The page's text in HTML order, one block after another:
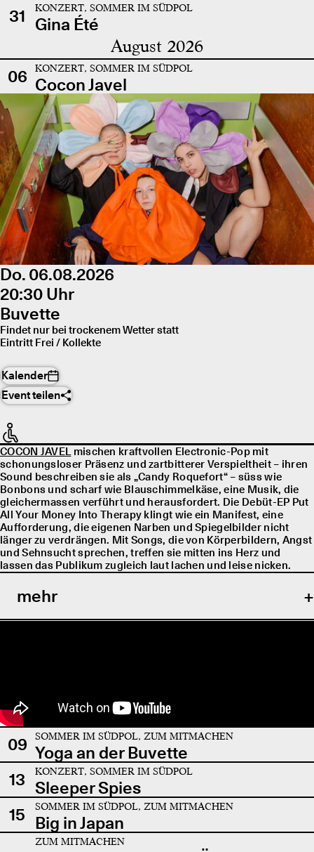
31
KONZERT, SOMMER IM SÜDPOL
Gina Été
August 2026
06 KONZERT, SOMMER IM SÜDPOL
Cocon Javel
Do. 06.08.2026
20:30 Uhr
Buvette
Findet nur bei trockenem Wetter statt
Eintritt Frei / Kollekte
Kalender
Event teilen
COCON JAVELmischen kraftvollen Electronic-Pop mit
schonungsloser Präsenz und zartbitterer Verspieltheit – ihren
Sound beschreiben sie als „Candy Roquefort“ – süss wie
Bonbons und scharf wie Blauschimmelkäse, eine Musik, die
gleichermassen verführt und herausfordert. Die Debüt-EP Put
All Your Money Into Therapy klingt wie ein Manifest, eine
Aufforderung, die eigenen Narben und Spiegelbilder nicht
länger zu verdrängen. Mit Songs, die von Körperbildern, Angst
und Sehnsucht sprechen, treffen sie mitten ins Herz und
lassen das Publikum zugleich laut lachen und leise nicken.
mehr
09 SOMMER IM SÜDPOL, ZUM MITMACHEN
Yoga an der Buvette
13
KONZERT, SOMMER IM SÜDPOL
Sleeper Spies
15
SOMMER IM SÜDPOL, ZUM MITMACHEN
Big in Japan
ZUM MITMACHEN